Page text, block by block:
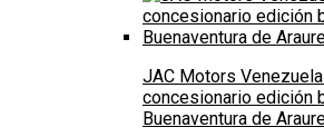
JAC Motors
concesionario edición
Buenaventura de